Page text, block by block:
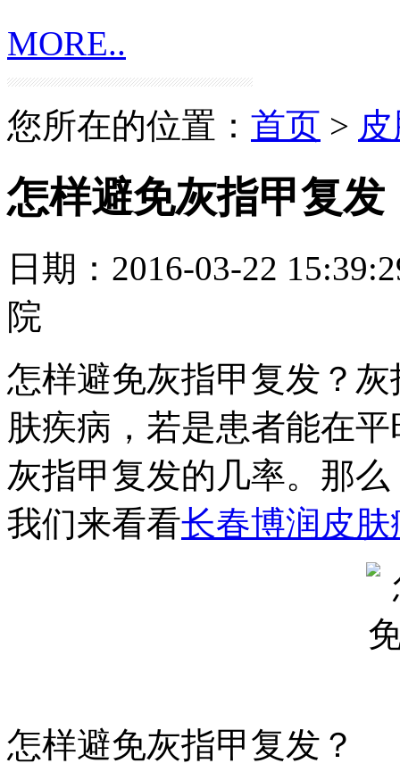
MORE..
您所在的位置： 首页 >
怎样避免灰指甲复发
日期：2016-03-22
院
怎样避免灰指甲复发？
肤疾病，若是患者能在
灰指甲复发的几率。那
我们来看看长春博润皮肤
怎样避免灰指甲复发？